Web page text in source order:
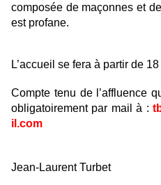
composée de maçonnes et
est profane.
L’accueil se fera à partir de
Compte tenu de l’affluence
obligatoirement par mail à :
il.com
Jean-Laurent Turbet